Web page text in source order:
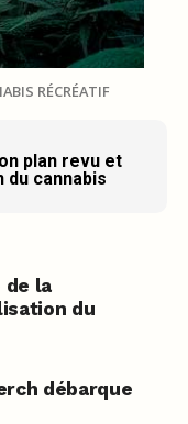
RÉCRÉATIF
plan revu et
cannabis
de la
du
débarque